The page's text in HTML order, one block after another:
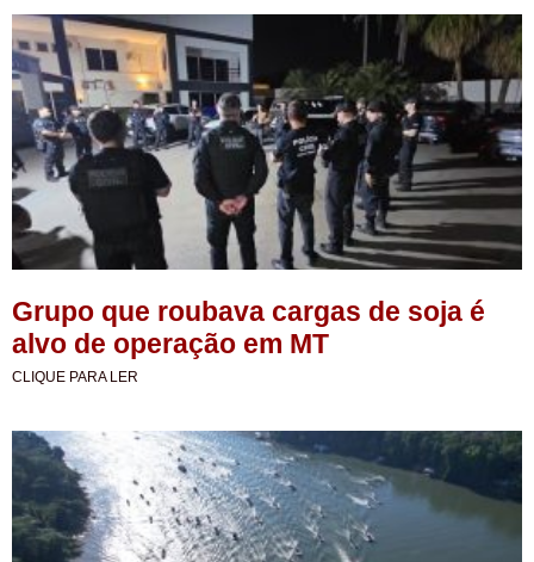
Grupo que roubava cargas de soja é
alvo de operação em MT
CLIQUE PARA LER